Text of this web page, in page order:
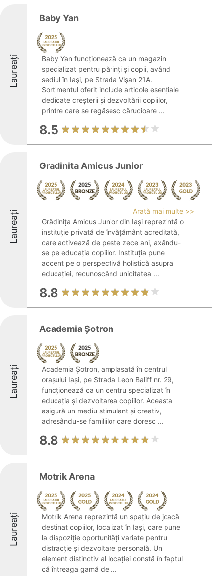
Laureați
Baby Yan
Baby Yan funcționează ca un magazin
specializat pentru părinți și copii, având
sediul în Iași, pe Strada Vișan 21A.
Sortimentul oferit include articole esențiale
dedicate creșterii și dezvoltării copiilor,
printre care se regăsesc cărucioare ...
8.5
Laureați
Gradinita Amicus Junior
Arată mai multe >>
Grădinița Amicus Junior din Iași reprezintă o
instituție privată de învățământ acreditată,
care activează de peste zece ani, axându-
se pe educația copiilor. Instituția pune
accent pe o perspectivă holistică asupra
educației, recunoscând unicitatea ...
8.8
Laureați
Academia Șotron
Academia Șotron, amplasată în centrul
orașului Iași, pe Strada Leon Baliff nr. 29,
funcționează ca un centru specializat în
educația și dezvoltarea copiilor. Aceasta
asigură un mediu stimulant și creativ,
adresându-se familiilor care doresc ...
8.8
Laureați
Motrik Arena
Motrik Arena reprezintă un spațiu de joacă
destinat copiilor, localizat în Iași, care pune
la dispoziție oportunități variate pentru
distracție și dezvoltare personală. Un
element distinctiv al locației constă în faptul
că întreaga gamă de ...